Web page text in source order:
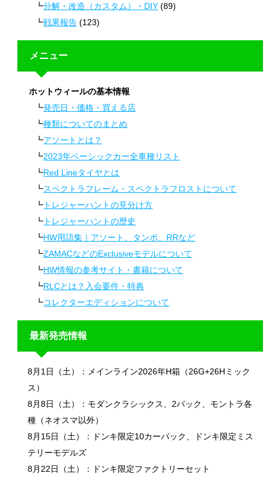
分解・改造（カスタム）・DIY (89)
戦果報告 (123)
メニュー
ホットウィールの基本情報
発売日・価格・買える店
種類についてのまとめ
アソートとは？
2023年ベーシックカー全車種リスト
Red Lineタイヤとは
スペクトラフレーム・スペクトラフロストについて
トレジャーハントの見分け方
トレジャーハントの歴史
HW用語集｜アソート、タンポ、RRなど
ZAMACなどのExclusiveモデルについて
HW情報の参考サイト・書籍について
RLCとは？入会要件・特典
コレクターエディションについて
最新発売情報
8月1日（土）：メインライン2026年H箱（26G+26Hミック
ス）
8月8日（土）：モダンクラシックス、2パック、モントラ各
種（ネオスマ以外）
8月15日（土）：ドンキ限定10カーパック、ドンキ限定ミス
テリーモデルズ
8月22日（土）：ドンキ限定ファクトリーセット